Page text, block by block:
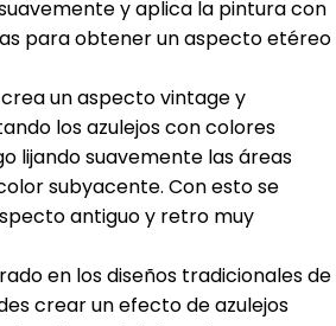
y aplica la pintura con
para obtener un aspecto etéreo
crea un aspecto vintage y
los azulejos con colores
lijando suavemente las áreas
subyacente. Con esto se
antiguo y retro muy
en los diseños tradicionales de
crear un efecto de azulejos